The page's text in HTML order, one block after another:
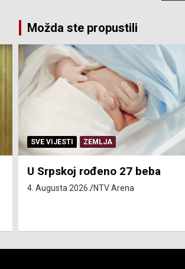
Možda ste propustili
SERVISNE INFORMACIJE
Isključenja vode – utorak 4.
avgust